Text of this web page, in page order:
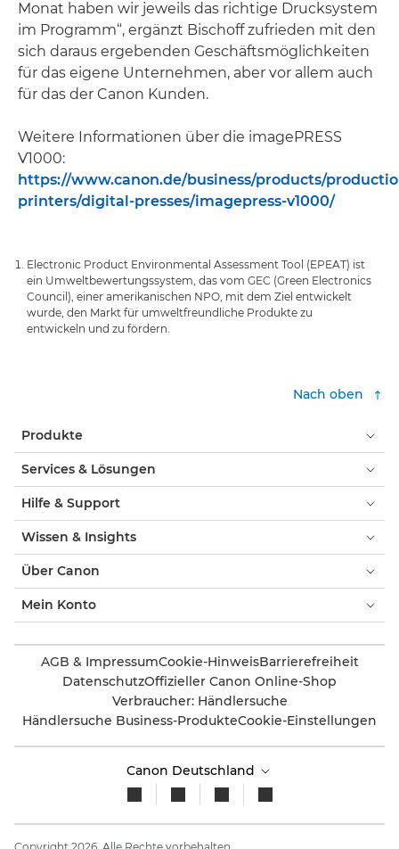
Monat haben wir jeweils das richtige Drucksystem
im Programm“, ergänzt Bischoff zufrieden mit den
sich daraus ergebenden Geschäftsmöglichkeiten
für das eigene Unternehmen, aber vor allem auch
für das der Canon Kunden.
Weitere Informationen über die imagePRESS
V1000:
https://www.canon.de/business/products/
printers/digital-presses/imagepress-v1000/
Electronic Product Environmental Assessment Tool (EPEAT) ist
ein Umweltbewertungssystem, das vom GEC (Green Electronics
Council), einer amerikanischen NPO, mit dem Ziel entwickelt
wurde, den Markt für umweltfreundliche Produkte zu
entwickeln und zu fördern.
Nach oben
Produkte
Services & Lösungen
Hilfe & Support
Wissen & Insights
Über Canon
Mein Konto
AGB & ImpressumCookie-HinweisBarrierefreiheit
DatenschutzOffizieller Canon Online-Shop
Verbraucher: Händlersuche
Händlersuche Business-ProdukteCookie-Einstellungen
Canon Deutschland